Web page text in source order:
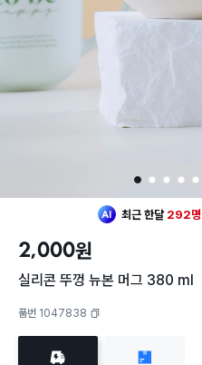
1 2 3 4 5
최근 한달 292명
2,000원
실리콘 뚜껑 뉴본 머그 380 ml
품번 1047838